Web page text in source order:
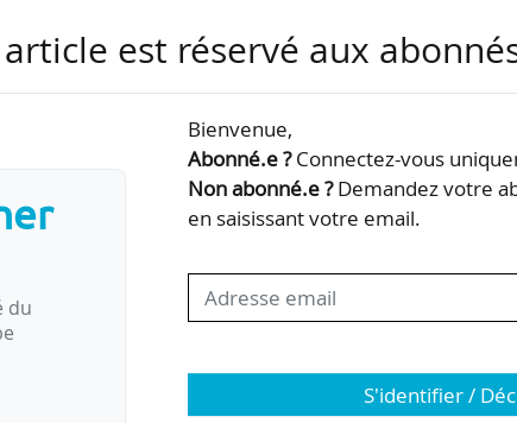
Paris, Barcelone, Casablanca) et
;
article est réservé aux
du
Bienvenue,
Abonné.e ?Connectez-vous
Non abonné.e ?Demandez votre
en saisissant votre email.
S'identifier /